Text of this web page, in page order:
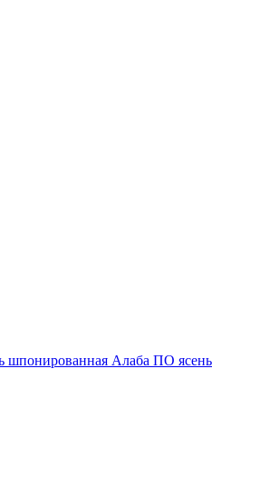
шпонированная Алаба ПО ясень